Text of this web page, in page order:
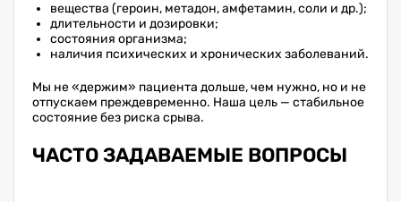
вещества (героин, метадон, амфетамин, соли и др.);
длительности и дозировки;
состояния организма;
наличия психических и хронических заболеваний.
Мы не «держим» пациента дольше, чем нужно, но и не
отпускаем преждевременно. Наша цель — стабильное
состояние без риска срыва.
ЧАСТО ЗАДАВАЕМЫЕ ВОПРОСЫ